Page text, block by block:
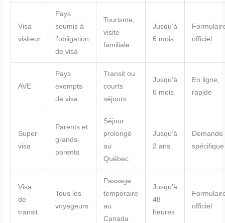
Visa
visiteur
Pays
soumis à
l’obligation
de visa
Tourisme,
visite
familiale
Jusqu’à
6 mois
officiel
AVE
Pays
exempts
de visa
Transit ou
courts
séjours
Jusqu’à
6 mois
En ligne,
rapide
Super
visa
Parents et
grands-
parents
Séjour
prolongé
au
Québec
Jusqu’à
2 ans
Demande
spécifique
Visa
de
transit
Tous les
voyageurs
Passage
temporaire
au
Canada
Jusqu’à
48
heures
officiel